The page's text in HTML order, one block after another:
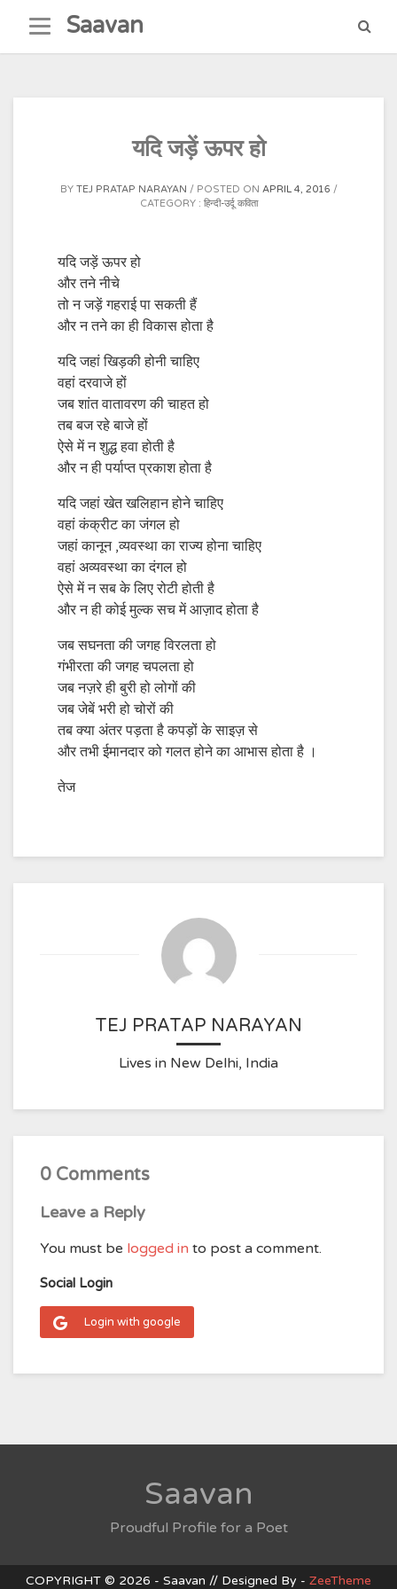
content
Saavan
यदि जड़ें ऊपर हो
BY TEJ PRATAP NARAYAN POSTED ON APRIL 4, 2016
CATEGORY : हिन्दी-उर्दू कविता
यदि जड़ें ऊपर हो
और तने नीचे
तो न जड़ें गहराई पा सकती हैं
और न तने का ही विकास होता है
यदि जहां खिड़की होनी चाहिए
वहां दरवाजे हों
जब शांत वातावरण की चाहत हो
तब बज रहे बाजे हों
ऐसे में न शुद्ध हवा होती है
और न ही पर्याप्त प्रकाश होता है
यदि जहां खेत खलिहान होने चाहिए
वहां कंक्रीट का जंगल हो
जहां कानून ,व्यवस्था का राज्य होना चाहिए
वहां अव्यवस्था का दंगल हो
ऐसे में न सब के लिए रोटी होती है
और न ही कोई मुल्क सच में आज़ाद होता है
जब सघनता की जगह विरलता हो
गंभीरता की जगह चपलता हो
जब नज़रे ही बुरी हो लोगों की
जब जेबें भरी हो चोरों की
तब क्या अंतर पड़ता है कपड़ों के साइज़ से
और तभी ईमानदार को गलत होने का आभास होता है ।
तेज
TEJ PRATAP NARAYAN
Lives in New Delhi, India
0 Comments
Leave a Reply
You must be logged in to post a comment.
Social Login
Login with google
Saavan
Proudful Profile for a Poet
COPYRIGHT © 2026 - Saavan // Designed By - ZeeTheme